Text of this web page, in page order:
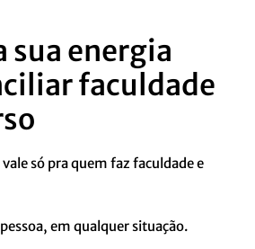
sua energia
faculdade
vale só pra quem faz faculdade e
em qualquer situação.